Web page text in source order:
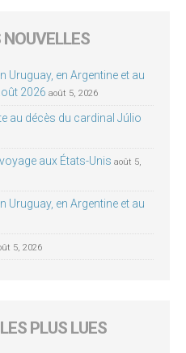
NOUVELLES
Uruguay, en Argentine et au
2026 août 5, 2026
au décès du cardinal Júlio
aux États-Unis août 5,
Uruguay, en Argentine et au
5, 2026
PLUS LUES